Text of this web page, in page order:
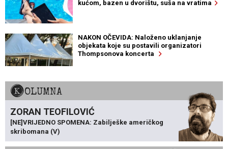
kućom, bazen u dvorištu, suša na vratima
NAKON OČEVIDA: Naloženo uklanjanje
objekata koje su postavili organizatori
Thompsonova koncerta
KOLUMNA
ZORAN TEOFILOVIĆ
[NE]VRIJEDNO SPOMENA: Zabilješke američkog
skribomana (V)